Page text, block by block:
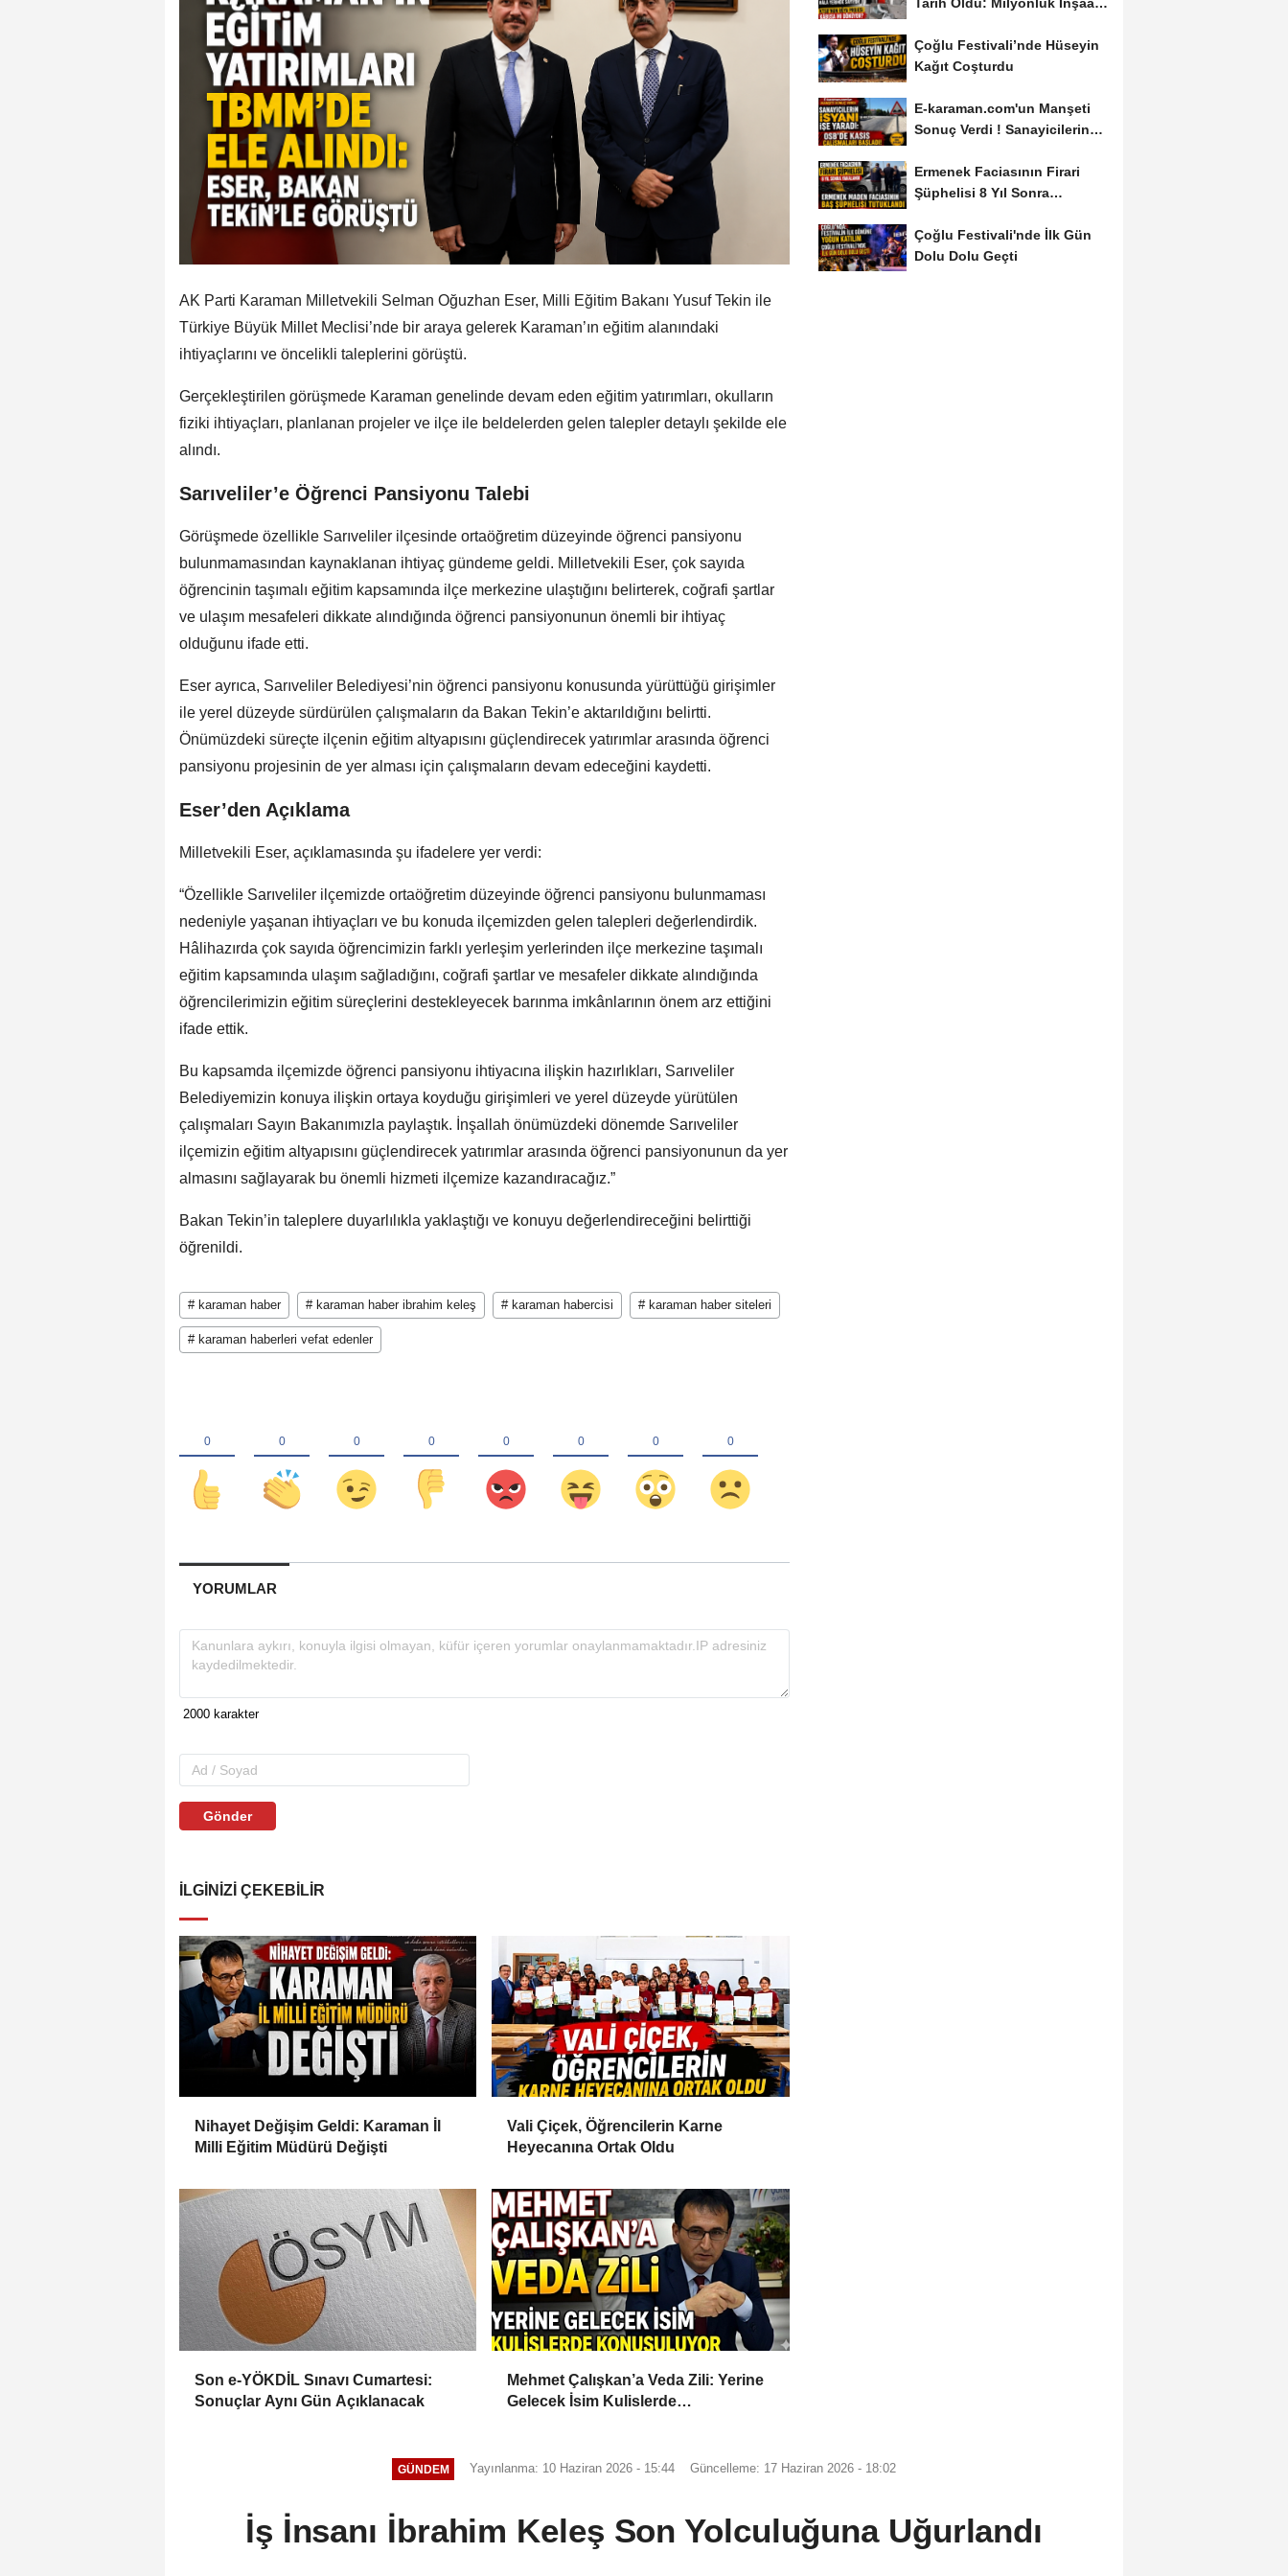
AK Parti Karaman Milletvekili Selman Oğuzhan Eser, Milli Eğitim Bakanı Yusuf Tekin ile
Türkiye Büyük Millet Meclisi’nde bir araya gelerek Karaman’ın eğitim alanındaki
ihtiyaçlarını ve öncelikli taleplerini görüştü.
Gerçekleştirilen görüşmede Karaman genelinde devam eden eğitim yatırımları, okulların
fiziki ihtiyaçları, planlanan projeler ve ilçe ile beldelerden gelen talepler detaylı şekilde ele
alındı.
Sarıveliler’e Öğrenci Pansiyonu Talebi
Görüşmede özellikle Sarıveliler ilçesinde ortaöğretim düzeyinde öğrenci pansiyonu
bulunmamasından kaynaklanan ihtiyaç gündeme geldi. Milletvekili Eser, çok sayıda
öğrencinin taşımalı eğitim kapsamında ilçe merkezine ulaştığını belirterek, coğrafi şartlar
ve ulaşım mesafeleri dikkate alındığında öğrenci pansiyonunun önemli bir ihtiyaç
olduğunu ifade etti.
Eser ayrıca, Sarıveliler Belediyesi’nin öğrenci pansiyonu konusunda yürüttüğü girişimler
ile yerel düzeyde sürdürülen çalışmaların da Bakan Tekin’e aktarıldığını belirtti.
Önümüzdeki süreçte ilçenin eğitim altyapısını güçlendirecek yatırımlar arasında öğrenci
pansiyonu projesinin de yer alması için çalışmaların devam edeceğini kaydetti.
Eser’den Açıklama
Milletvekili Eser, açıklamasında şu ifadelere yer verdi:
“Özellikle Sarıveliler ilçemizde ortaöğretim düzeyinde öğrenci pansiyonu bulunmaması
nedeniyle yaşanan ihtiyaçları ve bu konuda ilçemizden gelen talepleri değerlendirdik.
Hâlihazırda çok sayıda öğrencimizin farklı yerleşim yerlerinden ilçe merkezine taşımalı
eğitim kapsamında ulaşım sağladığını, coğrafi şartlar ve mesafeler dikkate alındığında
öğrencilerimizin eğitim süreçlerini destekleyecek barınma imkânlarının önem arz ettiğini
ifade ettik.
Bu kapsamda ilçemizde öğrenci pansiyonu ihtiyacına ilişkin hazırlıkları, Sarıveliler
Belediyemizin konuya ilişkin ortaya koyduğu girişimleri ve yerel düzeyde yürütülen
çalışmaları Sayın Bakanımızla paylaştık. İnşallah önümüzdeki dönemde Sarıveliler
ilçemizin eğitim altyapısını güçlendirecek yatırımlar arasında öğrenci pansiyonunun da yer
almasını sağlayarak bu önemli hizmeti ilçemize kazandıracağız.”
Bakan Tekin’in taleplere duyarlılıkla yaklaştığı ve konuyu değerlendireceğini belirttiği
öğrenildi.
# karaman haber # karaman haber ibrahim keleş # karaman habercisi # karaman haber siteleri
# karaman haberleri vefat edenler
YORUMLAR
Gönder
İLGINIZI ÇEKEBILIR
Nihayet Değişim Geldi: Karaman İl
Milli Eğitim Müdürü Değişti
Vali Çiçek, Öğrencilerin Karne
Heyecanına Ortak Oldu
Son e-YÖKDİL Sınavı Cumartesi:
Sonuçlar Aynı Gün Açıklanacak
Mehmet Çalışkan’a Veda Zili: Yerine
Gelecek İsim Kulislerde
Tarih Oldu: Milyonluk İnşaat
Çoğlu Festivali’nde Hüseyin
Kağıt Coşturdu
E-karaman.com'un Manşeti
Sonuç Verdi ! Sanayicilerin
Ermenek Faciasının Firari
Şüphelisi 8 Yıl Sonra
Çoğlu Festivali'nde İlk Gün
Dolu Dolu Geçti
GÜNDEM Yayınlanma: 10 Haziran 2026 - 15:44 Güncelleme: 17 Haziran 2026 - 18:02
İş İnsanı İbrahim Keleş Son Yolculuğuna Uğurlandı